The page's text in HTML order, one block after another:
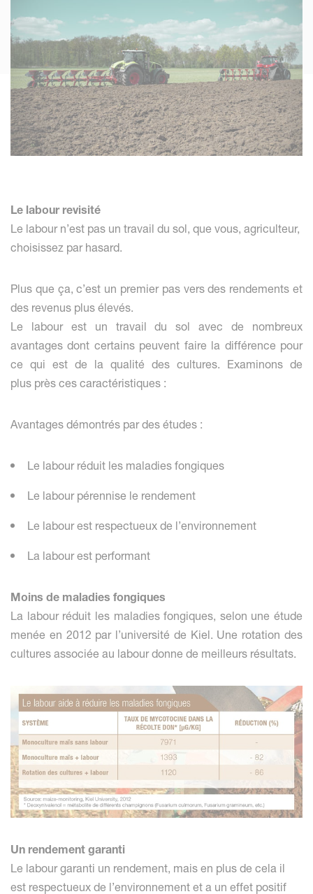
Le labour revisité
Le labour n’est pas un travail du sol, que vous, agriculteur,
choisissez par hasard.
Plus que ça, c’est un premier pas vers des rendements et
des revenus plus élevés.
Le labour est un travail du sol avec de nombreux
avantages dont certains peuvent faire la différence pour
ce qui est de la qualité des cultures. Examinons de
plus près ces caractéristiques :
Avantages démontrés par des études :
Le labour réduit les maladies fongiques
Le labour pérennise le rendement
Le labour est respectueux de l’environnement
La labour est performant
Moins de maladies fongiques
La labour réduit les maladies fongiques, selon une étude
menée en 2012 par l’université de Kiel. Une rotation des
cultures associée au labour donne de meilleurs résultats.
Un rendement garanti
Le labour garanti un rendement, mais en plus de cela il
est respectueux de l’environnement et a un effet positif